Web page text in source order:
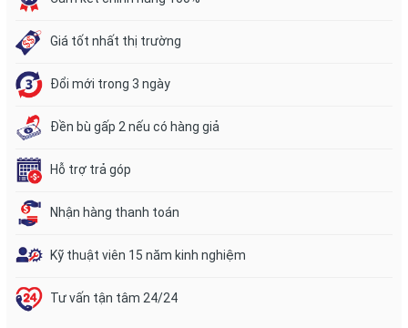
Giá tốt nhất thị trường
Đổi mới trong 3 ngày
Đền bù gấp 2 nếu có hàng giả
Hỗ trợ trả góp
Nhận hàng thanh toán
Kỹ thuật viên 15 năm kinh nghiệm
Tư vấn tận tâm 24/24